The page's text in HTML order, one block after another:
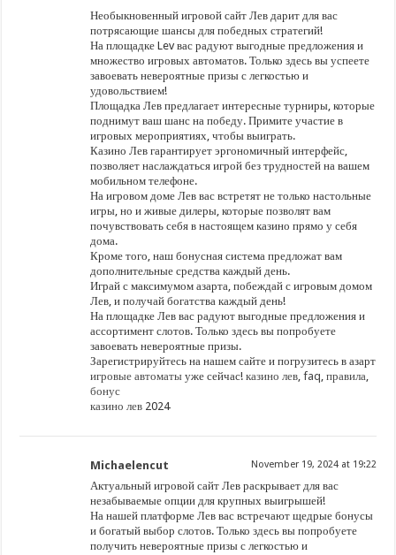
Необыкновенный игровой сайт Лев дарит для вас
потрясающие шансы для победных стратегий!
На площадке Lev вас радуют выгодные предложения и
множество игровых автоматов. Только здесь вы успеете
завоевать невероятные призы с легкостью и
удовольствием!
Площадка Лев предлагает интересные турниры, которые
поднимут ваш шанс на победу. Примите участие в
игровых мероприятиях, чтобы выиграть.
Казино Лев гарантирует эргономичный интерфейс,
позволяет наслаждаться игрой без трудностей на вашем
мобильном телефоне.
На игровом доме Лев вас встретят не только настольные
игры, но и живые дилеры, которые позволят вам
почувствовать себя в настоящем казино прямо у себя
дома.
Кроме того, наш бонусная система предложат вам
дополнительные средства каждый день.
Играй с максимумом азарта, побеждай с игровым домом
Лев, и получай богатства каждый день!
На площадке Лев вас радуют выгодные предложения и
ассортимент слотов. Только здесь вы попробуете
завоевать невероятные призы.
Зарегистрируйтесь на нашем сайте и погрузитесь в азарт
игровые автоматы уже сейчас!казино лев ,faq ,правила
бонус
казино лев 2024
Michaelencut November 19, 2024 at 19:22
Актуальный игровой сайт Лев раскрывает для вас
незабываемые опции для крупных выигрышей!
На нашей платформе Лев вас встречают щедрые бонусы
и богатый выбор слотов. Только здесь вы попробуете
получить невероятные призы с легкостью и